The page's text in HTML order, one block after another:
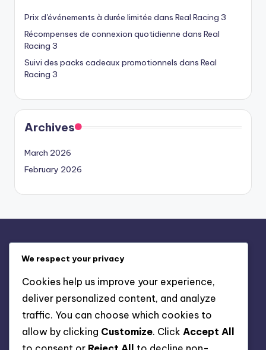
Prix d'événements à durée limitée dans Real Racing 3
Récompenses de connexion quotidienne dans Real
Racing 3
Suivi des packs cadeaux promotionnels dans Real
Racing 3
Archives
March 2026
February 2026
Conditions de service
Politique de cookies
Politique de confidentialité
À propos de nous
We respect your privacy
Cookies help us improve your experience,
deliver personalized content, and analyze
traffic. You can choose which cookies to
allow by clicking Customize. Click Accept All